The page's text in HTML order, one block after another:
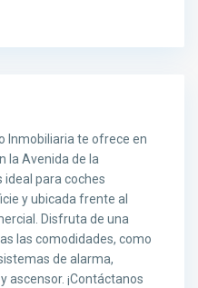
Inmobiliaria te ofrece en
la Avenida de la
ideal para coches
y ubicada frente al
Disfruta de una
las comodidades, como
de alarma,
ascensor. ¡Contáctanos